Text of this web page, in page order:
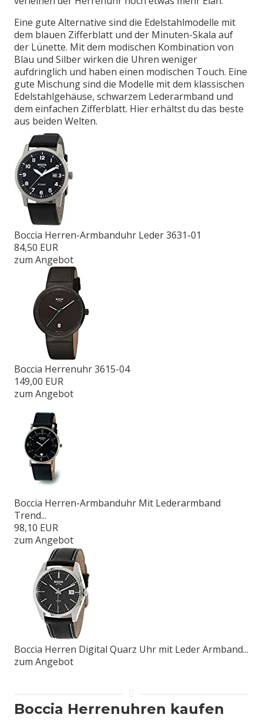
Eine gute Alternative sind die Edelstahlmodelle mit
dem blauen Zifferblatt und der Minuten-Skala auf
der Lünette. Mit dem modischen Kombination von
Blau und Silber wirken die Uhren weniger
aufdringlich und haben einen modischen Touch. Eine
gute Mischung sind die Modelle mit dem klassischen
Edelstahlgehäuse, schwarzem Lederarmband und
dem einfachen Zifferblatt. Hier erhältst du das beste
aus beiden Welten.
Boccia Herren-Armbanduhr Leder 3631-01
84,50 EUR
zum Angebot
Boccia Herrenuhr 3615-04
149,00 EUR
zum Angebot
Boccia Herren-Armbanduhr Mit Lederarmband
Trend...
98,10 EUR
zum Angebot
Boccia Herren Digital Quarz Uhr mit Leder Armband...
zum Angebot
Boccia Herrenuhren kaufen